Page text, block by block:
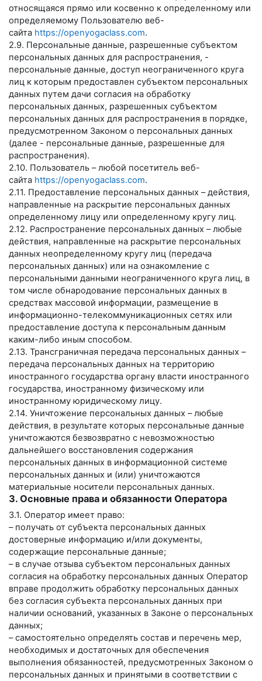
относящаяся прямо или косвенно к определенному или
определяемому Пользователю веб-
сайта https://openyogaclass.com.
2.9. Персональные данные, разрешенные субъектом
персональных данных для распространения, -
персональные данные, доступ неограниченного круга
лиц к которым предоставлен субъектом персональных
данных путем дачи согласия на обработку
персональных данных, разрешенных субъектом
персональных данных для распространения в порядке,
предусмотренном Законом о персональных данных
(далее - персональные данные, разрешенные для
распространения).
2.10. Пользователь – любой посетитель веб-
сайта https://openyogaclass.com.
2.11. Предоставление персональных данных – действия,
направленные на раскрытие персональных данных
определенному лицу или определенному кругу лиц.
2.12. Распространение персональных данных – любые
действия, направленные на раскрытие персональных
данных неопределенному кругу лиц (передача
персональных данных) или на ознакомление с
персональными данными неограниченного круга лиц, в
том числе обнародование персональных данных в
средствах массовой информации, размещение в
информационно-телекоммуникационных сетях или
предоставление доступа к персональным данным
каким-либо иным способом.
2.13. Трансграничная передача персональных данных –
передача персональных данных на территорию
иностранного государства органу власти иностранного
государства, иностранному физическому или
иностранному юридическому лицу.
2.14. Уничтожение персональных данных – любые
действия, в результате которых персональные данные
уничтожаются безвозвратно с невозможностью
дальнейшего восстановления содержания
персональных данных в информационной системе
персональных данных и (или) уничтожаются
материальные носители персональных данных.
3. Основные права и обязанности Оператора
3.1. Оператор имеет право:
– получать от субъекта персональных данных
достоверные информацию и/или документы,
содержащие персональные данные;
– в случае отзыва субъектом персональных данных
согласия на обработку персональных данных Оператор
вправе продолжить обработку персональных данных
без согласия субъекта персональных данных при
наличии оснований, указанных в Законе о персональных
данных;
– самостоятельно определять состав и перечень мер,
необходимых и достаточных для обеспечения
выполнения обязанностей, предусмотренных Законом о
персональных данных и принятыми в соответствии с